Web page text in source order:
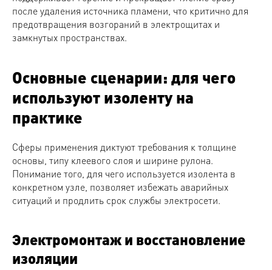
после удаления источника пламени, что критично для
предотвращения возгораний в электрощитах и
замкнутых пространствах.
Основные сценарии: для чего
используют изоленту на
практике
Сферы применения диктуют требования к толщине
основы, типу клеевого слоя и ширине рулона.
Понимание того, для чего используется изолента в
конкретном узле, позволяет избежать аварийных
ситуаций и продлить срок службы электросети.
Электромонтаж и восстановление
изоляции